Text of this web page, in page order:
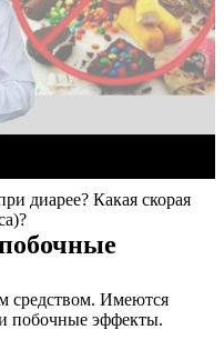
диарее? Какая скорая
средством. Имеются
побочные эффекты.